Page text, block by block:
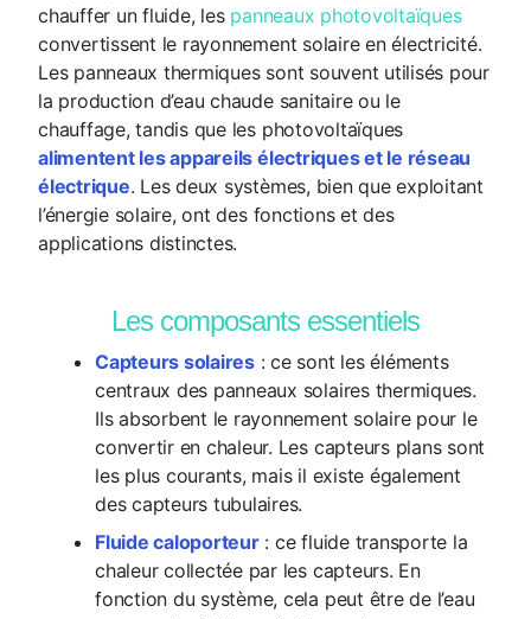
chauffer un fluide, les panneaux photovoltaïques
convertissent le rayonnement solaire en électricité.
Les panneaux thermiques sont souvent utilisés pour
la production d’eau chaude sanitaire ou le
chauffage, tandis que les photovoltaïques
alimentent les appareils électriques et le réseau
électrique. Les deux systèmes, bien que exploitant
l’énergie solaire, ont des fonctions et des
applications distinctes.
Les composants essentiels
Capteurs solaires: ce sont les éléments
centraux des panneaux solaires thermiques.
Ils absorbent le rayonnement solaire pour le
convertir en chaleur. Les capteurs plans sont
les plus courants, mais il existe également
des capteurs tubulaires.
Fluide caloporteur: ce fluide transporte la
chaleur collectée par les capteurs. En
fonction du système, cela peut être de l’eau